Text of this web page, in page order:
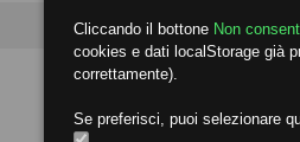
Cliccando il bottone Non
cookies e dati localStorage già
correttamente).
Se preferisci, puoi selezionare